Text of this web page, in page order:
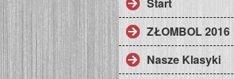
ZŁOMBOL 2016
Nasze Klasyki